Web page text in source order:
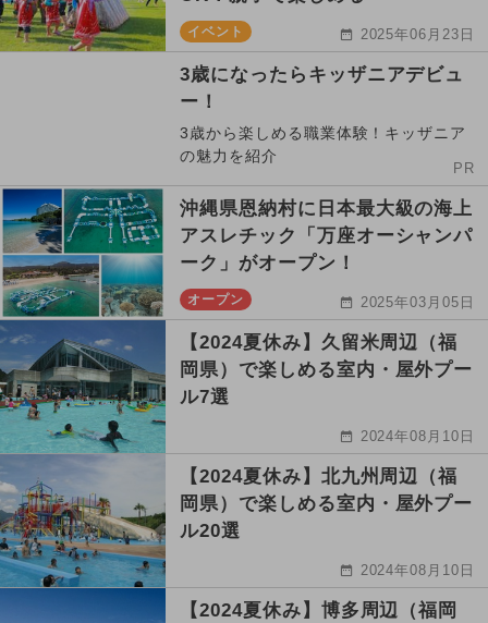
イベント 2025年06月23日
3歳になったらキッザニアデビュ
ー！
3歳から楽しめる職業体験！キッザニア
の魅力を紹介
PR
沖縄県恩納村に日本最大級の海上
アスレチック「万座オーシャンパ
ーク」がオープン！
オープン 2025年03月05日
【2024夏休み】久留米周辺（福
岡県）で楽しめる室内・屋外プー
ル7選
2024年08月10日
【2024夏休み】北九州周辺（福
岡県）で楽しめる室内・屋外プー
ル20選
2024年08月10日
【2024夏休み】博多周辺（福岡